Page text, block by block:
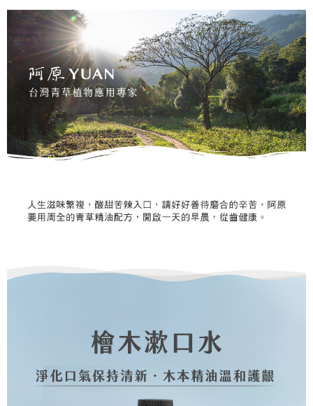
【注意事項】
1.本服務係由「台灣大哥大股份有限公司」（以下簡稱本公司）所提供，讓
用戶於交易時，得透過本服務購買商品或服務，並由商店將買賣／分期付款
買賣價金債權讓與本公司後，依約使用本公司帳單繳交帳款。
2.基於同意付款使用「大哥付你分期」之契約關係目的，商店將以您的個人
資料（包含姓名、電話或地址）提供予台灣大哥大進項蒐集、處理及利用，
由本公司與您本人進行分期帳單所需資料之確認、核對及更正。
3.完整用戶服務條款，請詳閱以下連結：https://oppay.tw/userRule
ATM／網路銀行／等多元方式進行付款，方視為交易完成。
※ 請注意：結帳手續完成當下不需立刻繳費，但若您需要取消訂單，請聯絡
購買商品的店家。未經商家同意取消之訂單仍視為有效，需透過AFTEE先享
後付繳納相關費用。
※ 交易是否成功請以「AFTEE先享後付 」之結帳頁面顯示為準，若有關於
是否繳費成功／繳費後需取消欲退款等相關疑問，請聯繫「AFTEE先享後付
客戶支援中心」https://netprotections.freshdesk.com/support/home
【注意事項】
１．透過由恩沛科技股份有限公司提供之「AFTEE先享後付」服務完成之交
易，需依本服務之必要範圍內提供個人資料，並將交易相關給付款項請求債
權轉讓予恩沛科技股份有限公司。
「AFTEE先享後付」，若未經同意申辦者引起之損失，本公司不負相關責
任。
５．嚴禁一人註冊多個帳號或使用他人資訊註冊。若發現惡意使用之情形，
恩沛科技股份有限公司將有權停止該用戶之使用額度並採取法律行動。
⭕超取僅提供付款後7-11取貨
每筆NT$100，滿NT$1,000(含以上)免運費
黑貓宅配｜線上支付
每筆NT$100，滿NT$1,000(含以上)免運費
離島宅配
每筆NT$280，滿NT$3,000(含以上)免運費